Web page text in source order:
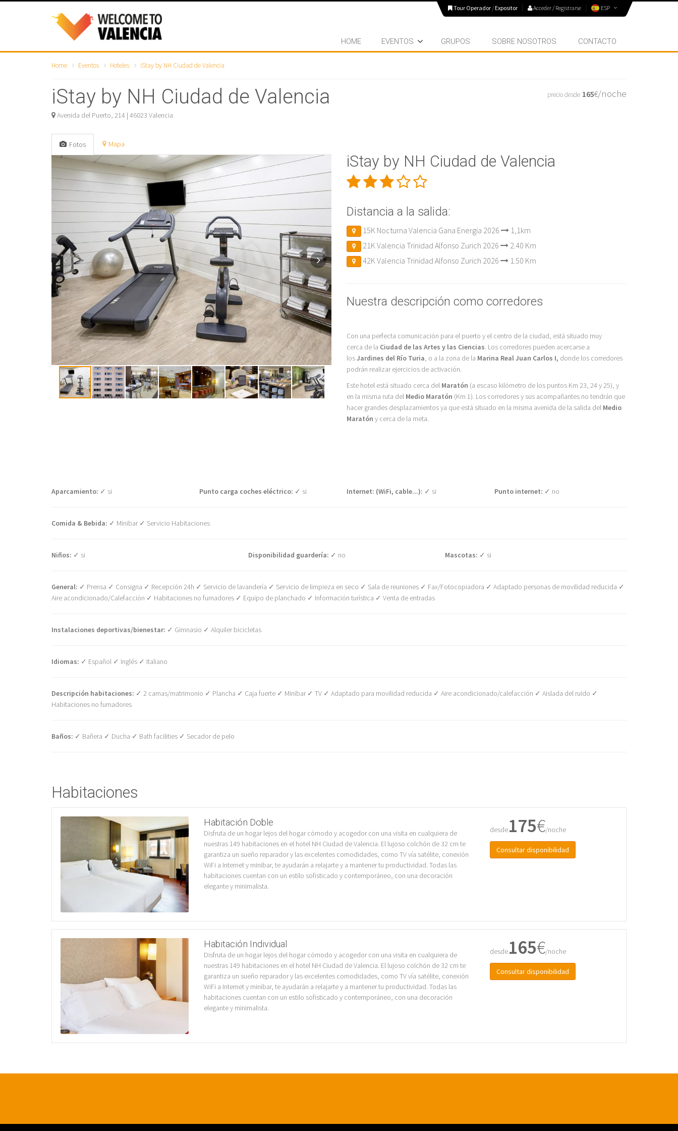
Tour Operador /Expositor Acceder / Registrarse ESP
HOME EVENTOS GRUPOS SOBRE NOSOTROS CONTACTO
Home Eventos Hoteles iStay by NH Ciudad de Valencia
iStay by NH Ciudad de Valencia
Avenida del Puerto, 214 | 46023 Valencia
precio desde 165€/noche
Fotos Mapa
iStay by NH Ciudad de Valencia
Distancia a la salida:
15K Nocturna Valencia Gana Energia 2026
1,1km
21K Valencia Trinidad Alfonso Zurich 2026
2.40 Km
42K Valencia Trinidad Alfonso Zurich 2026
1.50 Km
Nuestra descripción como corredores
Con una perfecta comunicación para el puerto y el centro de la ciudad, está situado muy
cerca de la Ciudad de las Artes y las Ciencias. Los corredores pueden acercarse a
losJardines del Río Turia, o a la zona de la Marina Real Juan Carlos I, donde los corredores
podrán realizar ejercicios de activación.
Este hotel está situado cerca del Maratón (a escaso kilómetro de los puntos Km 23, 24 y 25), y
en la misma ruta del Medio Maratón (Km 1). Los corredores y sus acompañantes no tendrán que
hacer grandes desplazamientos ya que está situado en la misma avenida de la salida del Medio
Maratón y cerca de la meta.
Aparcamiento: ✓ si Punto carga coches eléctrico: ✓ si Internet: (WiFi, cable...): ✓ si Punto internet: ✓ no
Comida & Bebida: ✓ Minibar ✓ Servicio Habitaciones
Niños: ✓ si Disponibilidad guardería: ✓ no Mascotas: ✓ si
General: ✓ Prensa ✓ Consigna ✓ Recepción 24h ✓ Servicio de lavandería ✓ Servicio de limpieza en seco ✓ Sala de reuniones ✓ Fax/Fotocopiadora ✓ Adaptado personas de movilidad reducida ✓
Aire acondicionado/Calefacción ✓ Habitaciones no fumadores ✓ Equipo de planchado ✓ Información turística ✓ Venta de entradas
Instalaciones deportivas/bienestar: ✓ Gimnasio ✓ Alquiler bicicletas
Idiomas: ✓ Español ✓ Inglés ✓ Italiano
Descripción habitaciones: ✓ 2 camas/matrimonio ✓ Plancha ✓ Caja fuerte ✓ Minibar ✓ TV ✓ Adaptado para movilidad reducida ✓ Aire acondicionado/calefacción ✓ Aislada del ruido ✓
Habitaciones no fumadores
Baños: ✓ Bañera ✓ Ducha ✓ Bath facilities ✓ Secador de pelo
Habitaciones
Habitación Doble
Disfruta de un hogar lejos del hogar cómodo y acogedor con una visita en cualquiera de
nuestras 149 habitaciones en el hotel NH Ciudad de Valencia. El lujoso colchón de 32 cm te
garantiza un sueño reparador y las excelentes comodidades, como TV vía satélite, conexión
WiFi a Internet y minibar, te ayudarán a relajarte y a mantener tu productividad. Todas las
habitaciones cuentan con un estilo sofisticado y contemporáneo, con una decoración
elegante y minimalista.
desde175€/noche
Consultar disponibilidad
Habitación Individual
Disfruta de un hogar lejos del hogar cómodo y acogedor con una visita en cualquiera de
nuestras 149 habitaciones en el hotel NH Ciudad de Valencia. El lujoso colchón de 32 cm te
garantiza un sueño reparador y las excelentes comodidades, como TV vía satélite, conexión
WiFi a Internet y minibar, te ayudarán a relajarte y a mantener tu productividad. Todas las
habitaciones cuentan con un estilo sofisticado y contemporáneo, con una decoración
elegante y minimalista.
desde165€/noche
Consultar disponibilidad